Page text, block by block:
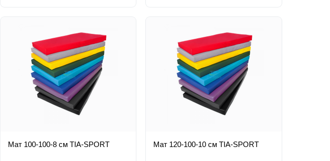
Мат 100-100-8 см TIA-SPORT Мат 120-100-10 см TIA-SPORT